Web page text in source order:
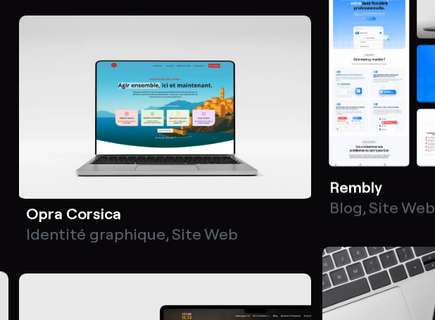
Opra Corsica
Identité graphique,Site Web
Rembly
Blog,Site Web